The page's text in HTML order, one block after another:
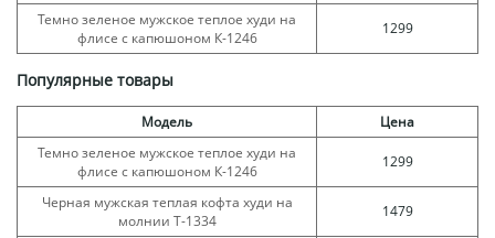
Темно зеленое мужское теплое худи на
флисе с капюшоном К-1246
1299
Популярные товары
Модель
Цена
Темно зеленое мужское теплое худи на
флисе с капюшоном К-1246
1299
Черная мужская теплая кофта худи на
молнии Т-1334
1479